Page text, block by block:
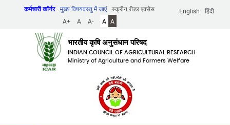
English हिंदी
कर्मचारी कॉर्नर मुख्य विषयवस्तु में जाएं
स्क्रीन रीडर एक्सेस
A+
A A- A A
भारतीय कृषि अनुसंधान परिषद
INDIAN COUNCIL OF AGRICULTURAL RESEARCH
Ministry of Agriculture and Farmers Welfare